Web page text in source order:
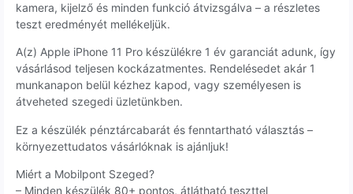
kamera, kijelző és minden funkció átvizsgálva – a részletes
teszt eredményét mellékeljük.
A(z) Apple iPhone 11 Pro készülékre 1 év garanciát adunk, így
vásárlásod teljesen kockázatmentes. Rendelésedet akár 1
munkanapon belül kézhez kapod, vagy személyesen is
átveheted szegedi üzletünkben.
Ez a készülék pénztárcabarát és fenntartható választás –
környezettudatos vásárlóknak is ajánljuk!
Miért a Mobilpont Szeged?
– Minden készülék 80+ pontos, átlátható teszttel